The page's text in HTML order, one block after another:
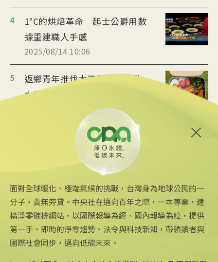
4
1°C的烘焙革命 起士公爵用數
據重建職人手感
2025/08/14 10:06
5
返鄉青年推伐木工便當 帶動
水里觀光與減碳經濟
台中智慧停車無紙化9/8上線
2025/08/11 18:54
中央社網站 關注更多
面對全球暖化、極端氣候的挑戰，台灣身為地球公民的一
分子，責無旁貸。中央社在邁向百年之際，一本專業，建
構淨零碳排網站，以國際報導為經、國內報導為緯，提供
第一手、即時的淨零趨勢、法令與科技新知，帶領讀者與
國際社會同步，邁向低碳未來。